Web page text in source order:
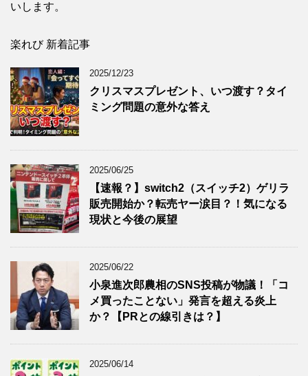
いします。
楽れび 新着記事
2025/12/23
クリスマスプレゼント、いつ渡す？タイ
ミング問題の意外な答え
2025/06/25
【速報？】switch2（スイッチ2）ゲリラ
販売開始か？転売ヤー涙目？！気になる
現状と今後の展望
2025/06/22
小泉進次郎農相のSNS投稿が物議！「コ
メ買ったことない」発言を超える炎上
か？【PRとの線引きは？】
2025/06/14